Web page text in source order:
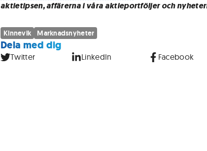
aktietipsen, affärerna i våra aktieportföljer och
Kinnevik Marknadsnyheter
Dela med dig
Twitter LinkedIn Facebook